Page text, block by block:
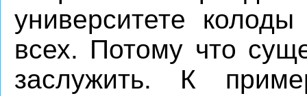
университете
всех. Потому что
заслужить. К